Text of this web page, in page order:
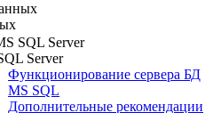
SQL Server
Server
Функционирование сервера БД
MS SQL
Дополнительные рекомендации